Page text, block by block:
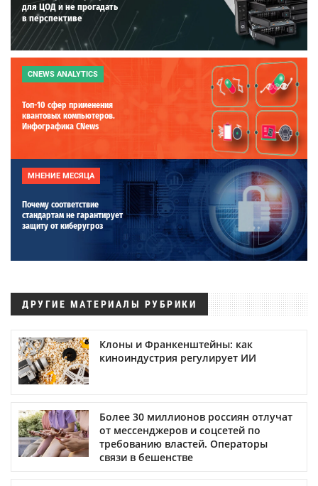
для ЦОД и не прогадать
в перспективе
CNEWS ANALYTICS
Топ-10 сфер применения
квантовых компьютеров.
Инфографика CNews
МНЕНИЕ МЕСЯЦА
Почему соответствие
стандартам не гарантирует
защиту от киберугроз
ДРУГИЕ МАТЕРИАЛЫ РУБРИКИ
Клоны и Франкенштейны: как
киноиндустрия регулирует ИИ
Более 30 миллионов россиян отлучат
от мессенджеров и соцсетей по
требованию властей. Операторы
связи в бешенстве